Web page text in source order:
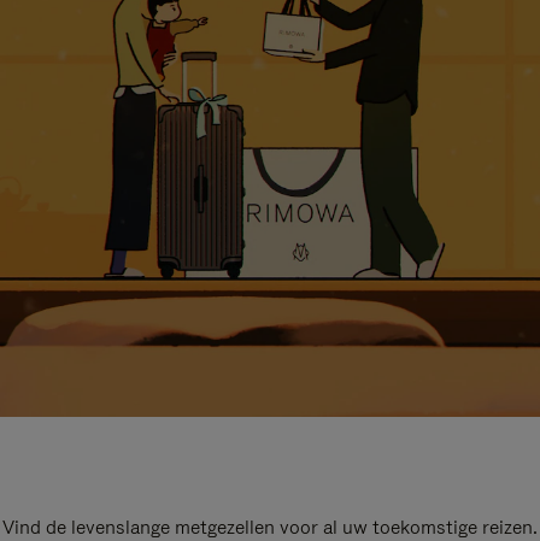
Vind de levenslange metgezellen voor al uw toekomstige reizen.